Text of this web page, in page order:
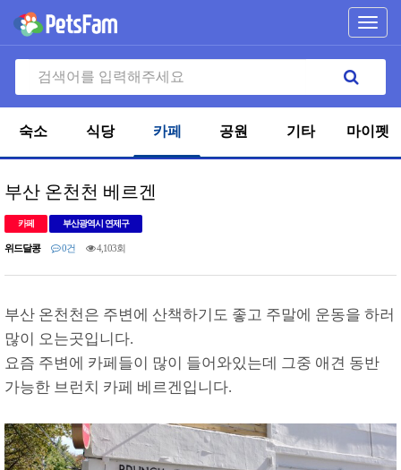
숙소 식당 카페 공원 기타 마이펫
부산 온천천 베르겐
카페 부산광역시 연제구
위드달콩 0건 4,103회
부산 온천천은 주변에 산책하기도 좋고 주말에 운동을 하러
많이 오는곳입니다.
요즘 주변에 카페들이 많이 들어와있는데 그중 애견 동반
가능한 브런치 카페 베르겐입니다.